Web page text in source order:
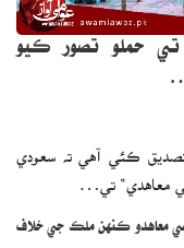
حملو تصور ڪيو
ڪئي آهي ته سعودي
معاهدي“ تي…
معاهدو ڪنهن ملڪ جي خلاف